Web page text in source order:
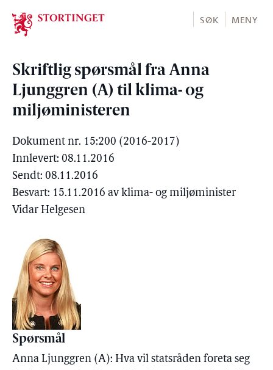
Stortinget.no
SØK MENY
Skriftlig spørsmål fra Anna
Ljunggren (A) til klima- og
miljøministeren
Dokument nr. 15:200 (2016-2017)
Innlevert: 08.11.2016
Sendt: 08.11.2016
Besvart: 15.11.2016 av klima- og miljøminister
Vidar Helgesen
Spørsmål
Anna Ljunggren (A): Hva vil statsråden foreta seg